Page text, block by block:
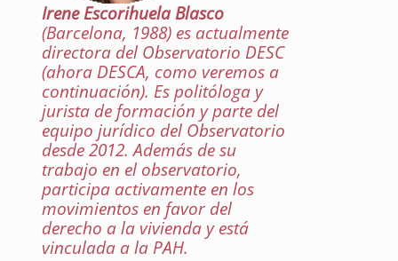
Irene Escorihuela Blasco
(Barcelona, 1988) es actualmente
directora del Observatorio DESC
(ahora DESCA, como veremos a
continuación). Es politóloga y
jurista de formación y parte del
equipo jurídico del Observatorio
desde 2012. Además de su
trabajo en el observatorio,
participa activamente en los
movimientos en favor del
derecho a la vivienda y está
vinculada a la PAH.